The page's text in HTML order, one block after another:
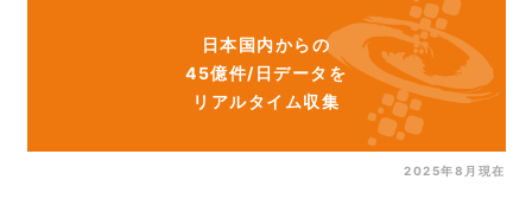
日本国内からの
45億件/日データを
リアルタイム収集
2025年8月現在